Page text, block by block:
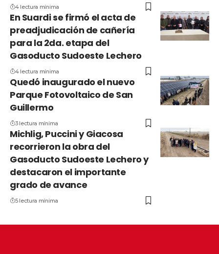
4 lectura mínima
En Suardi se firmó el acta de
preadjudicación de cañería
para la 2da. etapa del
Gasoducto Sudoeste Lechero
4 lectura mínima
Quedó inaugurado el nuevo
Parque Fotovoltaico de San
Guillermo
3 lectura mínima
Michlig, Puccini y Giacosa
recorrieron la obra del
Gasoducto Sudoeste Lechero y
destacaron el importante
grado de avance
5 lectura mínima